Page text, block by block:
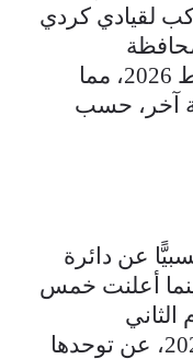
لقيادي كردي
السليمانية، يوم 18 فبراير/شباط 2026، مما
آخر، حسب
عن دائرة
أعلنت خمس
الثاني
والعشرين من فبراير/شباط 2026، عن توحدها